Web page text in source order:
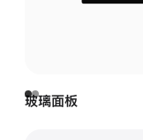
玻璃面板